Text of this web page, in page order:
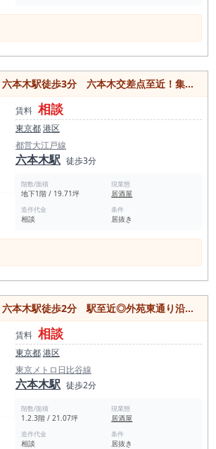
木駅徒歩3分 六本木交差点至近！集客力抜群エリアの居抜き物件
賃料 相談
東京都港区
都営大江戸線
六本木駅 徒歩3分
階数/面積
地下1階 / 19.71坪
現業態
居酒屋
造作代金
相談
条件
居抜き
駅徒歩2分 駅至近◎外苑東通り沿いで好立地！内装綺麗な居抜き物件
賃料 相談
東京都港区
東京メトロ日比谷線
六本木駅 徒歩2分
階数/面積
1.2.3階 / 21.07坪
現業態
居酒屋
造作代金
相談
条件
居抜き